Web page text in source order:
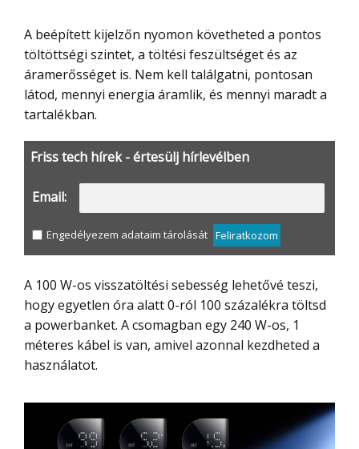
A beépített kijelzőn nyomon követheted a pontos
töltöttségi szintet, a töltési feszültséget és az
áramerősséget is. Nem kell találgatni, pontosan
látod, mennyi energia áramlik, és mennyi maradt a
tartalékban.
Friss tech hírek - értesülj hírlevélben
Email:
Engedélyezem adataim tárolását Feliratkozom
A 100 W-os visszatöltési sebesség lehetővé teszi,
hogy egyetlen óra alatt 0-ról 100 százalékra töltsd
a powerbanket. A csomagban egy 240 W-os, 1
méteres kábel is van, amivel azonnal kezdheted a
használatot.